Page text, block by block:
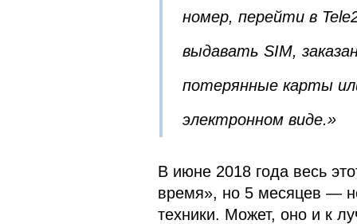
номер, перейти в
выдавать SIM,
потерянные карты
электронном виде.»
В июне 2018 года весь
время», но 5 месяцев —
техники. Может, оно и к